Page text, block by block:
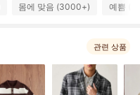
몸에 맞음 (3000+) 예쁨
관련 상품